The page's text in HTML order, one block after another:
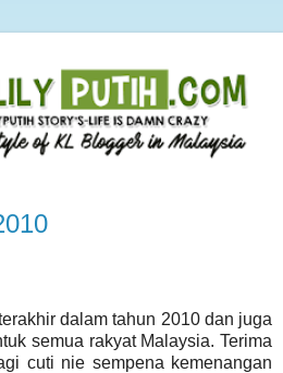
dalam tahun 2010 dan juga
semua rakyat Malaysia. Terima
cuti nie sempena kemenangan